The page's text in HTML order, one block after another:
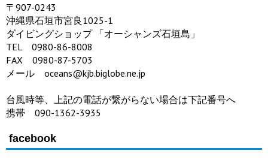
〒907-0243
沖縄県石垣市宮良1025-1
ダイビングショップ 「オーシャンズ石垣島」
TEL 0980-86-8008
FAX 0980-87-5703
メール oceans@kjb.biglobe.ne.jp
台風時等、上記の電話が繋がらない場合は下記番号へ
携帯 090-1362-3935
facebook